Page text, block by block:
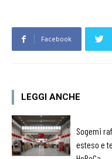
Facebook
LEGGI ANCHE
Sogemi
esteso e